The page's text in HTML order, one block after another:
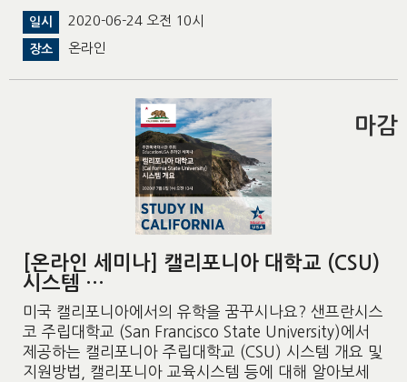
일시 2020-06-24 오전 10시
장소 온라인
[온라인 세미나] 캘리포니아 대학교 (CSU)
시스템 …
미국 캘리포니아에서의 유학을 꿈꾸시나요? 샌프란시스
코 주립대학교 (San Francisco State University)에서
제공하는 캘리포니아 주립대학교 (CSU) 시스템 개요 및
지원방법, 캘리포니아 교육시스템 등에 대해 알아보세
마감